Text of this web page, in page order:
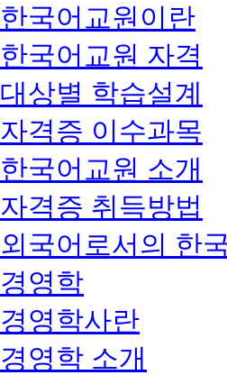
한국어교원이란
한국어교원 자격
대상별 학습설계
자격증 이수과목
한국어교원 소개
자격증 취득방법
외국어로서의 한
경영학
경영학사란
경영학 소개